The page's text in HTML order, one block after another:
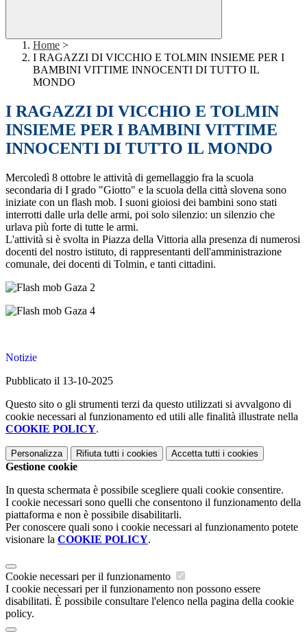
Home >
I RAGAZZI DI VICCHIO E TOLMIN INSIEME PER I
BAMBINI VITTIME INNOCENTI DI TUTTO IL
MONDO
I RAGAZZI DI VICCHIO E TOLMIN
INSIEME PER I BAMBINI VITTIME
INNOCENTI DI TUTTO IL MONDO
Mercoledì 8 ottobre le attività di gemellaggio fra la scuola
secondaria di I grado "Giotto" e la scuola della città slovena sono
iniziate con un flash mob. I suoni gioiosi dei bambini sono stati
interrotti dalle urla delle armi, poi solo silenzio: un silenzio che
urlava più forte di tutte le armi.
L'attività si è svolta in Piazza della Vittoria alla presenza di numerosi
docenti del nostro istituto, di rappresentanti dell'amministrazione
comunale, dei docenti di Tolmin, e tanti cittadini.
Notizie
Pubblicato il 13-10-2025
Questo sito o gli strumenti terzi da questo utilizzati si avvalgono di
cookie necessari al funzionamento ed utili alle finalità illustrate nella
COOKIE POLICY.
Personalizza Rifiuta tutti i cookies Accetta tutti i cookies
Gestione cookie
In questa schermata è possibile scegliere quali cookie consentire.
I cookie necessari sono quelli che consentono il funzionamento della
piattaforma e non è possibile disabilitarli.
Per conoscere quali sono i cookie necessari al funzionamento potete
visionare la COOKIE POLICY.
Cookie necessari per il funzionamento
I cookie necessari per il funzionamento non possono essere
disabilitati. È possibile consultare l'elenco nella pagina della cookie
policy.